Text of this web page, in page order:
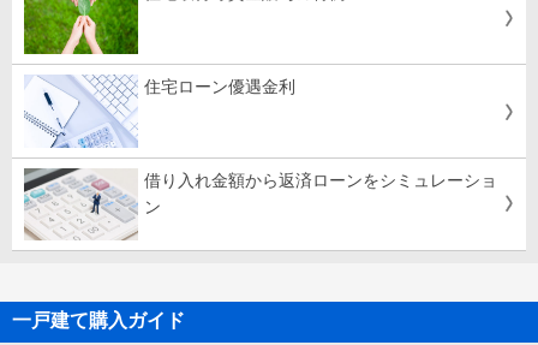
住宅ローン優遇金利
借り入れ金額から返済ローンをシミュレーショ
ン
一戸建て購入ガイド